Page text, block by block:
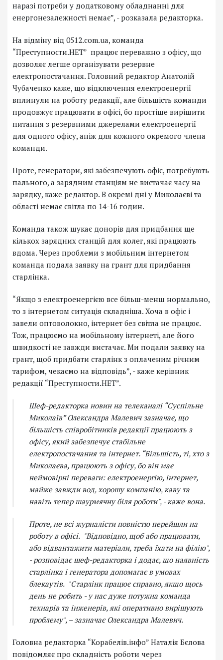
наразі потреби у додатковому обладнанні для
енергонезалежності немає”, - розказала редакторка.
На відміну від 0512.com.ua, команда
“Преступности.НЕТ” працює переважно з офісу, що
дозволяє легше організувати резервне
електропостачання. Головний редактор Анатолій
Чубаченко каже, що відключення електроенергії
вплинули на роботу редакції, але більшість команди
продовжує працювати в офісі, бо простіше вирішити
питання з резервними джерелами електроенергії
для одного офісу, аніж для кожного окремого члена
команди.
Проте, генератори, які забезпечують офіс, потребують
пального, а зарядним станціям не вистачає часу на
зарядку, каже редактор. В окремі дні у Миколаєві та
області немає світла по 14-16 годин.
Команда також шукає донорів для придбання ще
кількох зарядних станцій для колег, які працюють
вдома. Через проблеми з мобільним інтернетом
команда подала заявку на грант для придбання
старлінка.
“Якщо з електроенергією все більш-менш нормально,
то з інтернетом ситуація складніша. Хоча в офіс і
завели оптоволокно, інтернет без світла не працює.
Тож, працюємо на мобільному інтернеті, але його
швидкості не завжди вистачає. Ми подали заявку на
грант, щоб придбати старлінк з оплаченим річним
тарифом, чекаємо на відповідь”, - каже керівник
редакції “Преступности.НЕТ”.
Шеф-редакторка новин на телеканалі “Суспільне
Миколаїв” Олександра Малевич зазначає, що
більшість співробітників редакції працюють з
офісу, який забезпечує стабільне
електропостачання та інтернет. “Більшість, ті, хто з
Миколаєва, працюють з офісу, бо він має
неймовірні переваги: електроенергію, інтернет,
майже завжди вод, хорошу компанію, каву та
навіть тепер шаурмячну біля роботи", - каже вона.
Проте, не всі журналісти повністю перейшли на
роботу в офісі. "Відповідно, щоб або працювати,
або відвантажити матеріали, треба їхати на філію",
- розповідає шеф-редакторка і додає, що наявність
старлінка і генератора допомагає в умовах
блекаутів. "Старлінк працює справно, якщо щось
день не робить - у нас дуже потужна команда
технарів та інженерів, які оперативно вирішують
проблему", – зазначає Олександра Малевич.
Головна редакторка “Корабелів.інфо” Наталія Бєлова
повідомляє про складність роботи через